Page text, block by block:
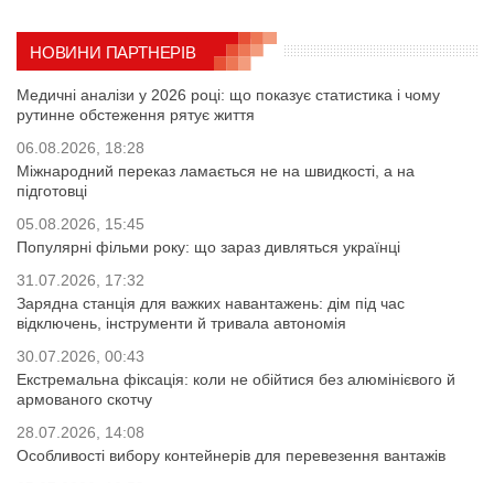
НОВИНИ ПАРТНЕРІВ
Медичні аналізи у 2026 році: що показує статистика і чому
рутинне обстеження рятує життя
06.08.2026, 18:28
Міжнародний переказ ламається не на швидкості, а на
підготовці
05.08.2026, 15:45
Популярні фільми року: що зараз дивляться українці
31.07.2026, 17:32
Зарядна станція для важких навантажень: дім під час
відключень, інструменти й тривала автономія
30.07.2026, 00:43
Екстремальна фіксація: коли не обійтися без алюмінієвого й
армованого скотчу
28.07.2026, 14:08
Особливості вибору контейнерів для перевезення вантажів